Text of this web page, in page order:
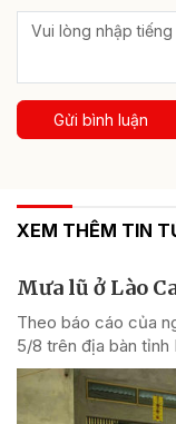
Gửi bình luận
XEM THÊM TIN
Mưa lũ ở Lào
Theo báo cáo của
5/8 trên địa bàn tỉnh